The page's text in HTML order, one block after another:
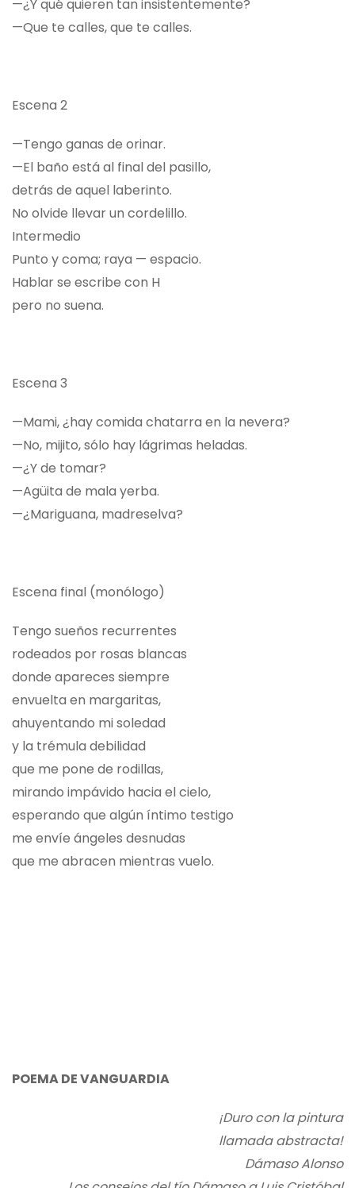
—¿Y qué quieren tan insistentemente?
—Que te calles, que te calles.
Escena 2
—Tengo ganas de orinar.
—El baño está al final del pasillo,
detrás de aquel laberinto.
No olvide llevar un cordelillo.
Intermedio
Punto y coma; raya — espacio.
Hablar se escribe con H
pero no suena.
Escena 3
—Mami, ¿hay comida chatarra en la nevera?
—No, mijito, sólo hay lágrimas heladas.
—¿Y de tomar?
—Agüita de mala yerba.
—¿Mariguana, madreselva?
Escena final (monólogo)
Tengo sueños recurrentes
rodeados por rosas blancas
donde apareces siempre
envuelta en margaritas,
ahuyentando mi soledad
y la trémula debilidad
que me pone de rodillas,
mirando impávido hacia el cielo,
esperando que algún íntimo testigo
me envíe ángeles desnudas
que me abracen mientras vuelo.
POEMA DE VANGUARDIA
¡Duro con la pintura
llamada abstracta!
Dámaso Alonso